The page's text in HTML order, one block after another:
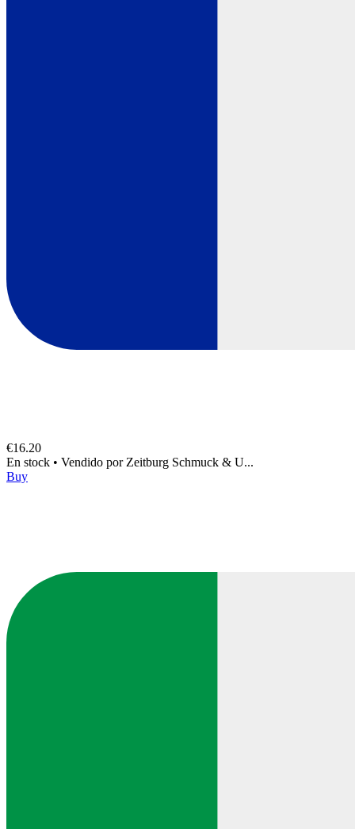
€16.20
En stock • Vendido por Zeitburg Schmuck & U...
Buy